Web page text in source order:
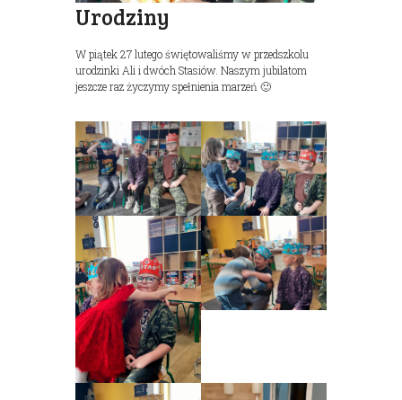
Urodziny
W piątek 27 lutego świętowaliśmy w przedszkolu
urodzinki Ali i dwóch Stasiów. Naszym jubilatom
jeszcze raz życzymy spełnienia marzeń 🙂